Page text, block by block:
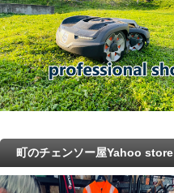
町のチェンソー屋Yahoo store